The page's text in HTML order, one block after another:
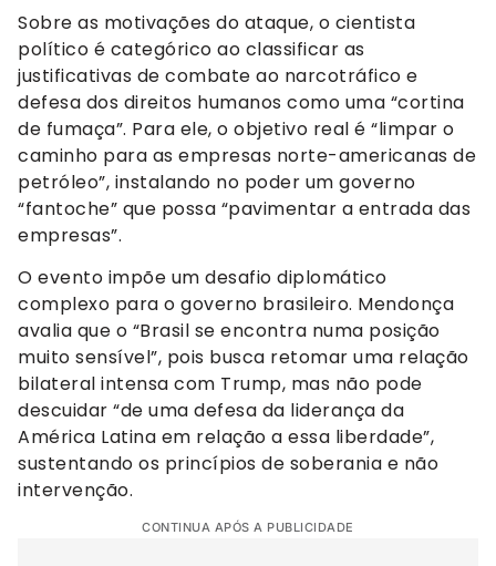
Sobre as motivações do ataque, o cientista
político é categórico ao classificar as
justificativas de combate ao narcotráfico e
defesa dos direitos humanos como uma “cortina
de fumaça”. Para ele, o objetivo real é “limpar o
caminho para as empresas norte-americanas de
petróleo”, instalando no poder um governo
“fantoche” que possa “pavimentar a entrada das
empresas”.
O evento impõe um desafio diplomático
complexo para o governo brasileiro. Mendonça
avalia que o “Brasil se encontra numa posição
muito sensível”, pois busca retomar uma relação
bilateral intensa com Trump, mas não pode
descuidar “de uma defesa da liderança da
América Latina em relação a essa liberdade”,
sustentando os princípios de soberania e não
intervenção.
CONTINUA APÓS A PUBLICIDADE